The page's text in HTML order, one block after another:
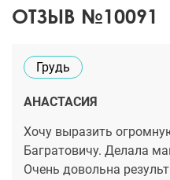
ОТЗЫВ №10091
Грудь
АНАСТАСИЯ
Хочу выразить
Багратовичу. Делала
Очень довольна